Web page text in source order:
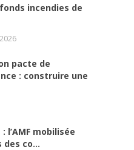
incendies de
pacte de
: construire une
l’AMF mobilisée
des co...